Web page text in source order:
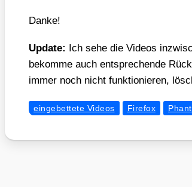
Dan­ke!
Update: Ich sehe die Vide­os
bekom­me auch ent­spre­chen­de
immer noch nicht funk­tio­nie­ren,
eingebettete Videos Firefox